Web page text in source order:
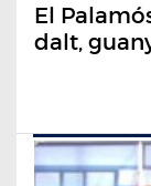
El
dalt,